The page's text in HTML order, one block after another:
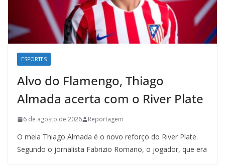
ESPORTES
Alvo do Flamengo, Thiago
Almada acerta com o River Plate
6 de agosto de 2026 Reportagem
O meia Thiago Almada é o novo reforço do River Plate.
Segundo o jornalista Fabrizio Romano, o jogador, que era